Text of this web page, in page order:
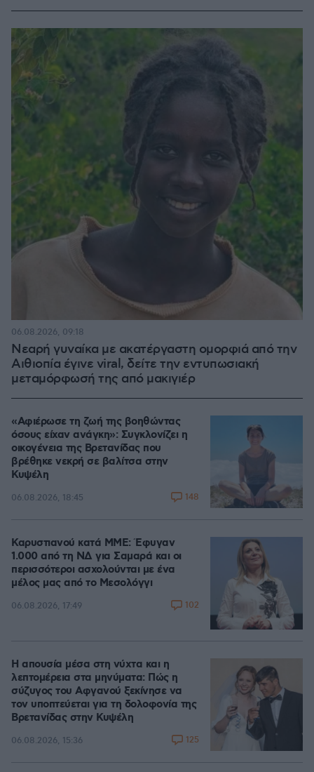
Νεαρή γυναίκα με ακατέργαστη ομορφιά από την
Αιθιοπία έγινε viral, δείτε την εντυπωσιακή
μεταμόρφωσή της από μακιγιέρ
06.08.2026, 09:18
«Αφιέρωσε τη ζωή της βοηθώντας
όσους είχαν ανάγκη»: Συγκλονίζει η
οικογένεια της Βρετανίδας που
βρέθηκε νεκρή σε βαλίτσα στην
Κυψέλη
06.08.2026, 18:45 148
Καρυστιανού κατά ΜΜΕ: Έφυγαν
1.000 από τη ΝΔ για Σαμαρά και οι
περισσότεροι ασχολούνται με ένα
μέλος μας από το Μεσολόγγι
06.08.2026, 17:49 102
Η απουσία μέσα στη νύχτα και η
λεπτομέρεια στα μηνύματα: Πώς η
σύζυγος του Αφγανού ξεκίνησε να
τον υποπτεύεται για τη δολοφονία της
Βρετανίδας στην Κυψέλη
06.08.2026, 15:36 125